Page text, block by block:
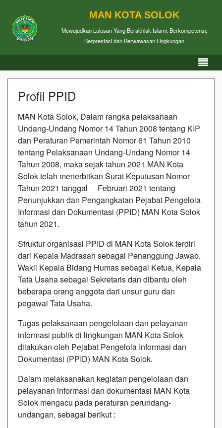
MAN KOTA SOLOK
Mewujudkan Lulusan Yang Berakhlak Islami, Berkompetensi,
Berprestasi dan Berwawasan Lingkungan
Profil PPID
MAN Kota Solok, Dalam rangka pelaksanaan
Undang-Undang Nomor 14 Tahun 2008 tentang KIP
dan Peraturan Pemerintah Nomor 61 Tahun 2010
tentang Pelaksanaan Undang-Undang Nomor 14
Tahun 2008, maka sejak tahun 2021 MAN Kota
Solok telah menerbitkan Surat Keputusan Nomor
Tahun 2021 tanggal Februari 2021 tentang
Penunjukkan dan Pengangkatan Pejabat Pengelola
Informasi dan Dokumentasi (PPID) MAN Kota Solok
tahun 2021.
Struktur organisasi PPID di MAN Kota Solok terdiri
dari Kepala Madrasah sebagai Penanggung Jawab,
Wakil Kepala Bidang Humas sebagai Ketua, Kepala
Tata Usaha sebagai Sekretaris dan dibantu oleh
beberapa orang anggota dari unsur guru dan
pegawai Tata Usaha.
Tugas pelaksanaan pengelolaan dan pelayanan
informasi publik di lingkungan MAN Kota Solok
dilakukan oleh Pejabat Pengelola Informasi dan
Dokumentasi (PPID) MAN Kota Solok.
Dalam melaksanakan kegiatan pengelolaan dan
pelayanan informasi dan dokumentasi MAN Kota
Solok mengacu pada peraturan perundang-
undangan, sebagai berikut :